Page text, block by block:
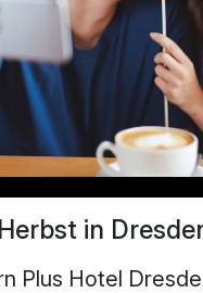
in
Plus Hotel